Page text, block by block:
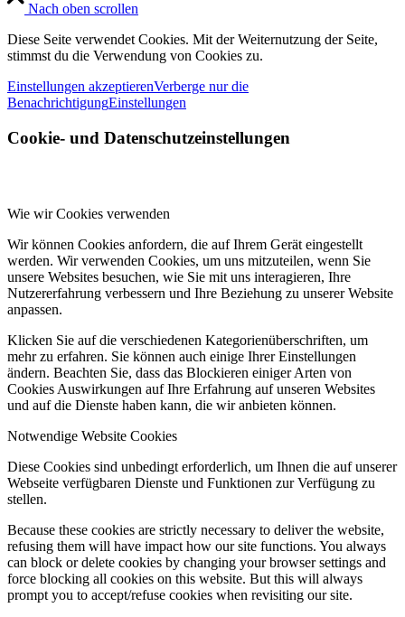
Nach oben scrollen
Diese Seite verwendet Cookies. Mit der Weiternutzung der Seite,
stimmst du die Verwendung von Cookies zu.
Einstellungen akzeptierenVerberge nur die
BenachrichtigungEinstellungen
Cookie- und Datenschutzeinstellungen
Wie wir Cookies verwenden
Wir können Cookies anfordern, die auf Ihrem Gerät eingestellt
werden. Wir verwenden Cookies, um uns mitzuteilen, wenn Sie
unsere Websites besuchen, wie Sie mit uns interagieren, Ihre
Nutzererfahrung verbessern und Ihre Beziehung zu unserer Website
anpassen.
Klicken Sie auf die verschiedenen Kategorienüberschriften, um
mehr zu erfahren. Sie können auch einige Ihrer Einstellungen
ändern. Beachten Sie, dass das Blockieren einiger Arten von
Cookies Auswirkungen auf Ihre Erfahrung auf unseren Websites
und auf die Dienste haben kann, die wir anbieten können.
Notwendige Website Cookies
Diese Cookies sind unbedingt erforderlich, um Ihnen die auf unserer
Webseite verfügbaren Dienste und Funktionen zur Verfügung zu
stellen.
Because these cookies are strictly necessary to deliver the website,
refusing them will have impact how our site functions. You always
can block or delete cookies by changing your browser settings and
force blocking all cookies on this website. But this will always
prompt you to accept/refuse cookies when revisiting our site.